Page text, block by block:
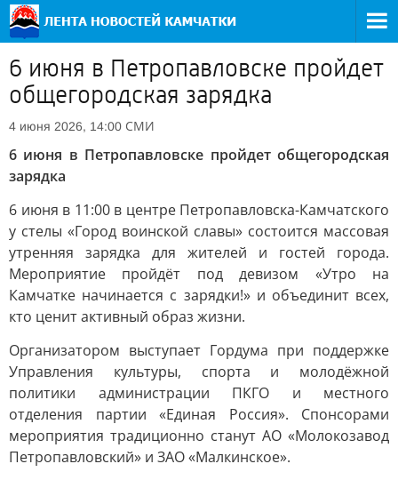
6 июня в Петропавловске пройдет
общегородская зарядка
4 июня 2026, 14:00 СМИ
6 июня в Петропавловске пройдет общегородская
зарядка
6 июня в 11:00 в центре Петропавловска-Камчатского
у стелы «Город воинской славы» состоится массовая
утренняя зарядка для жителей и гостей города.
Мероприятие пройдёт под девизом «Утро на
Камчатке начинается с зарядки!» и объединит всех,
кто ценит активный образ жизни.
Организатором выступает Гордума при поддержке
Управления культуры, спорта и молодёжной
политики администрации ПКГО и местного
отделения партии «Единая Россия». Спонсорами
мероприятия традиционно станут АО «Молокозавод
Петропавловский» и ЗАО «Малкинское».